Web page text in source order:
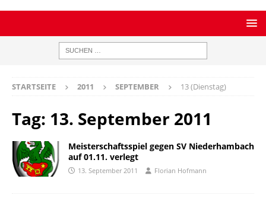
STARTSEITE 2011 SEPTEMBER 13 (Dienstag)
Tag: 13. September 2011
Meisterschaftsspiel gegen SV Niederhambach
auf 01.11. verlegt
13. September 2011 Florian Hofmann